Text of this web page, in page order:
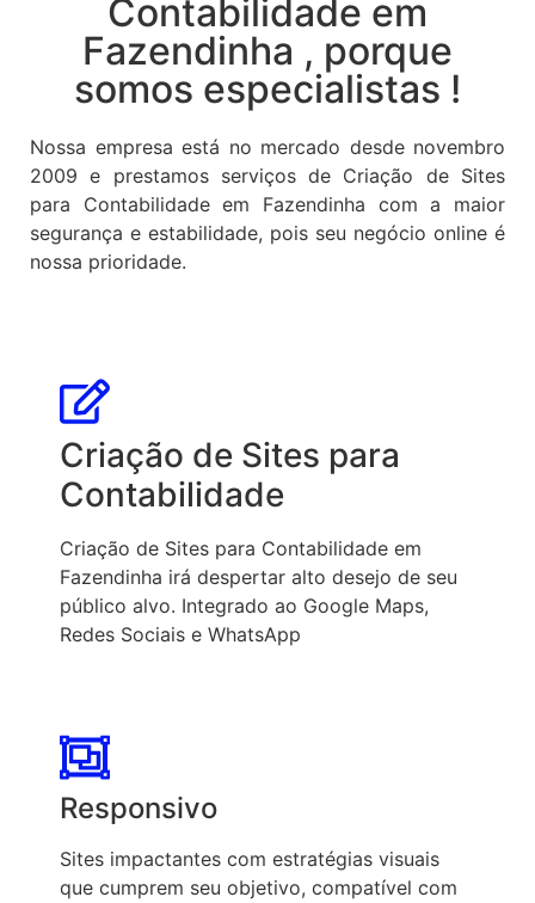
Contabilidade em
Fazendinha , porque
somos especialistas !
Nossa empresa está no mercado desde novembro
2009 e prestamos serviços de Criação de Sites
para Contabilidade em Fazendinha com a maior
segurança e estabilidade, pois seu negócio online é
nossa prioridade.
Criação de Sites para
Contabilidade
Criação de Sites para Contabilidade em
Fazendinha irá despertar alto desejo de seu
público alvo. Integrado ao Google Maps,
Redes Sociais e WhatsApp
Responsivo
Sites impactantes com estratégias visuais
que cumprem seu objetivo, compatível com